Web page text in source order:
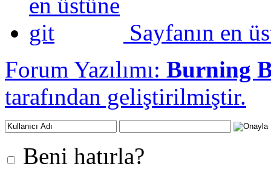
Sayfanın en
Forum Yazılımı: Burning
tarafından geliştirilmiştir.
Beni hatırla?